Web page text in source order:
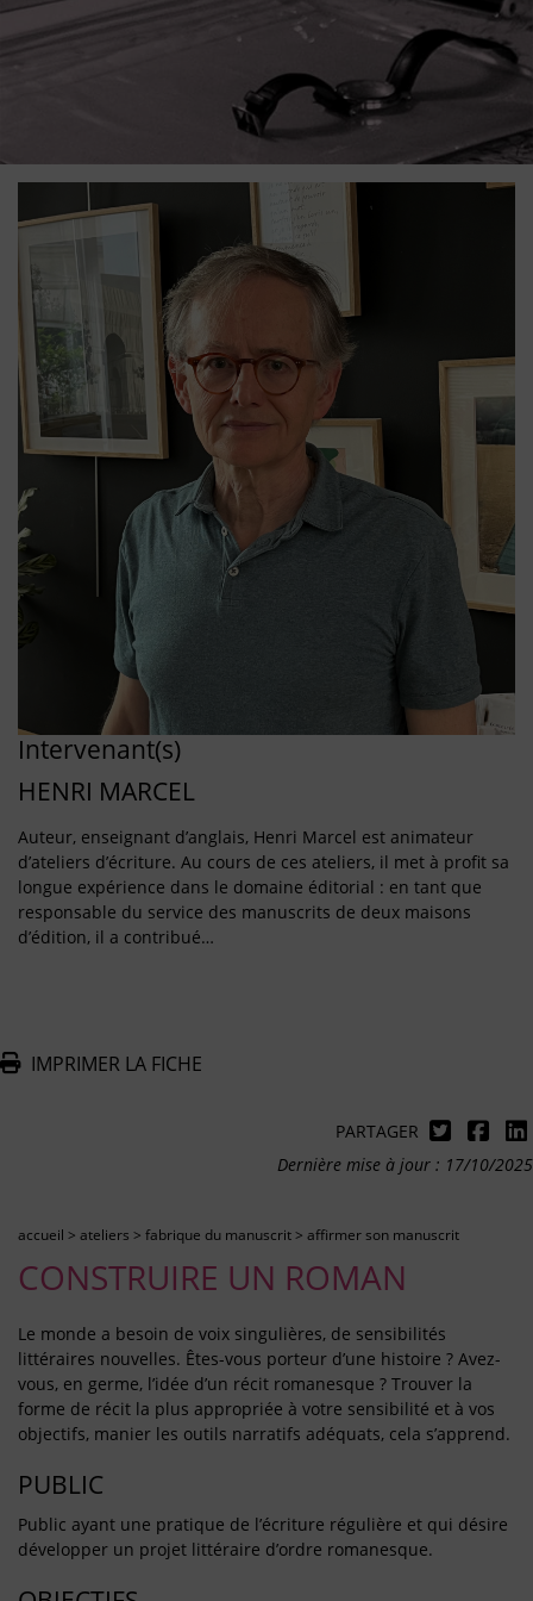
Intervenant(s)
HENRI MARCEL
Auteur, enseignant d’anglais, Henri Marcel est animateur
d’ateliers d’écriture. Au cours de ces ateliers, il met à profit sa
longue expérience dans le domaine éditorial : en tant que
responsable du service des manuscrits de deux maisons
d’édition, il a contribué…
IMPRIMER LA FICHE
PARTAGER
Dernière mise à jour : 17/10/2025
accueil > ateliers > fabrique du manuscrit> affirmer son manuscrit
CONSTRUIRE UN ROMAN
Le monde a besoin de voix singulières, de sensibilités
littéraires nouvelles. Êtes-vous porteur d’une histoire ? Avez-
vous, en germe, l’idée d’un récit romanesque ? Trouver la
forme de récit la plus appropriée à votre sensibilité et à vos
objectifs, manier les outils narratifs adéquats, cela s’apprend.
PUBLIC
Public ayant une pratique de l’écriture régulière et qui désire
développer un projet littéraire d’ordre romanesque.